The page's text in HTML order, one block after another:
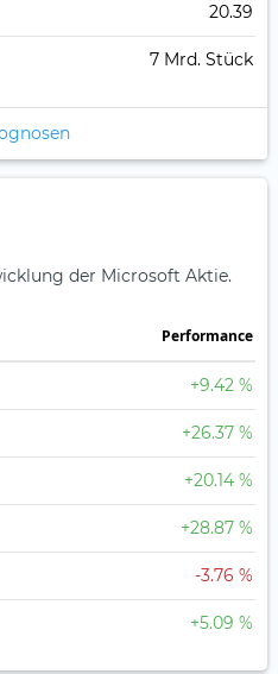
20.39
7 Mrd. Stück
der Microsoft Aktie.
Perfor­mance
+9.42 %
+26.37 %
+20.14 %
+28.87 %
-3.76 %
+5.09 %